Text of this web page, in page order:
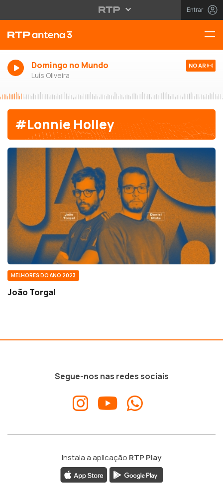
Entrar
Domingo no Mundo
Luís Oliveira
NO AR
#Lonnie Holley
MELHORES DO ANO 2023
João Torgal
Segue-nos nas redes sociais
Instala a aplicação RTP Play